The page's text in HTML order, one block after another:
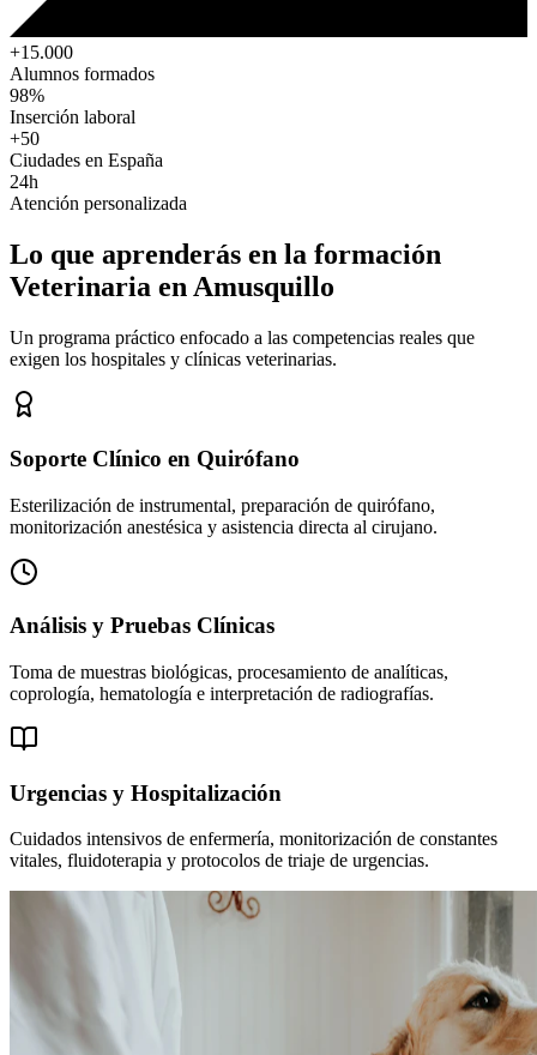
+15.000
Alumnos formados
98%
Inserción laboral
+50
Ciudades en España
24h
Atención personalizada
Lo que aprenderás en la formación
Veterinaria en Amusquillo
Un programa práctico enfocado a las competencias reales que
exigen los hospitales y clínicas veterinarias.
Soporte Clínico en Quirófano
Esterilización de instrumental, preparación de quirófano,
monitorización anestésica y asistencia directa al cirujano.
Análisis y Pruebas Clínicas
Toma de muestras biológicas, procesamiento de analíticas,
coprología, hematología e interpretación de radiografías.
Urgencias y Hospitalización
Cuidados intensivos de enfermería, monitorización de constantes
vitales, fluidoterapia y protocolos de triaje de urgencias.